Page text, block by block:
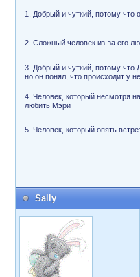
1. Добрый и чуткий, потому
2. Сложный человек из-за его
3. Добрый и чуткий, потому что
но он понял, что происходит у
4. Человек, который несмотря
любить Мэри
5. Человек, который опять
Sally